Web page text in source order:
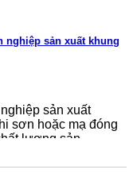
nghiệp sản xuất khung
sản xuất
sơn hoặc mạ đóng
lượng sản...